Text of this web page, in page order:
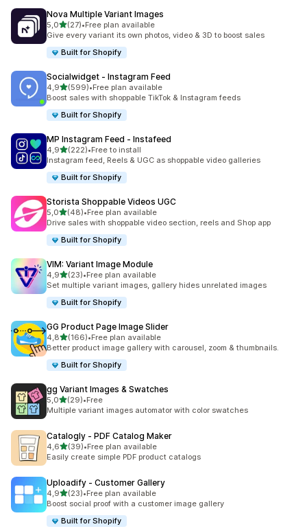
Nova Multiple Variant Images
5,0av 5 stjerner
(27)
Totalt 27 omtaler
•Free plan available
Give every variant its own photos, video & 3D to boost sales
Built for Shopify
Socialwidget ‑ Instagram Feed
4,9av 5 stjerner
(599)
Totalt 599 omtaler
•Free plan available
Boost sales with shoppable TikTok & Instagram feeds
Built for Shopify
MP Instagram Feed ‑ Instafeed
4,9av 5 stjerner
(222)
Totalt 222 omtaler
•Free to install
Instagram feed, Reels & UGC as shoppable video galleries
Built for Shopify
Storista Shoppable Videos UGC
5,0av 5 stjerner
(48)
Totalt 48 omtaler
•Free plan available
Drive sales with shoppable video section, reels and Shop app
Built for Shopify
VIM: Variant Image Module
4,9av 5 stjerner
(23)
Totalt 23 omtaler
•Free plan available
Set multiple variant images, gallery hides unrelated images
Built for Shopify
GG Product Page Image Slider
4,8av 5 stjerner
(166)
Totalt 166 omtaler
•Free plan available
Better product image gallery with carousel, zoom & thumbnails.
Built for Shopify
gg Variant Images & Swatches
5,0av 5 stjerner
(29)
Totalt 29 omtaler
•Free
Multiple variant images automator with color swatches
Catalogly ‑ PDF Catalog Maker
4,6av 5 stjerner
(39)
Totalt 39 omtaler
•Free plan available
Easily create simple PDF product catalogs
Uploadify ‑ Customer Gallery
4,9av 5 stjerner
(23)
Totalt 23 omtaler
•Free plan available
Boost social proof with a customer image gallery
Built for Shopify